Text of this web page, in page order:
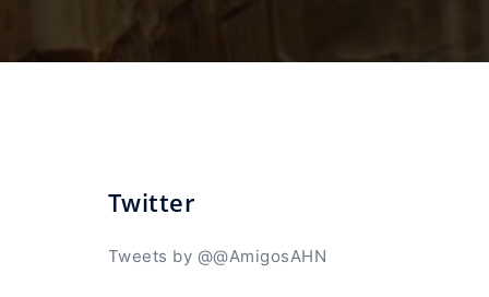
Twitter
Tweets by @@AmigosAHN